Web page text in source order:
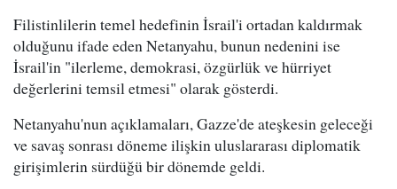
Filistinlilerin temel hedefinin İsrail'i ortadan kaldırmak
olduğunu ifade eden Netanyahu, bunun nedenini ise
İsrail'in "ilerleme, demokrasi, özgürlük ve hürriyet
değerlerini temsil etmesi" olarak gösterdi.
Netanyahu'nun açıklamaları, Gazze'de ateşkesin geleceği
ve savaş sonrası döneme ilişkin uluslararası diplomatik
girişimlerin sürdüğü bir dönemde geldi.